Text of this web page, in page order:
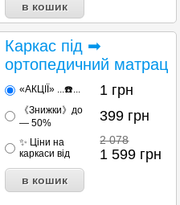
Каркас під ➡
ортопедичний матрац
«АКЦІЇ» ...☎️... 1 грн
《Знижки》до
— 50%
399 грн
✨ Ціни на
каркаси від
2 078
1 599 грн